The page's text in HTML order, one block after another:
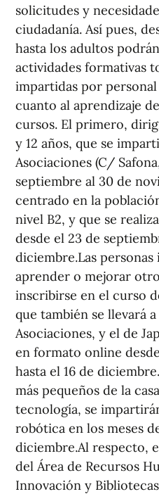
solicitudes y
ciudadanía. Así pues,
hasta los adultos
actividades formativas
impartidas por
cuanto al aprendizaje
cursos. El primero,
y 12 años, que se
Asociaciones (C/
septiembre al 30 de
centrado en la
nivel B2, y que se
desde el 23 de
diciembre.Las personas
aprender o mejorar
inscribirse en el curso
que también se llevará
Asociaciones, y el de
en formato online
hasta el 16 de
más pequeños de la
tecnología, se
robótica en los meses
diciembre.Al respecto,
del Área de Recursos
Innovación y